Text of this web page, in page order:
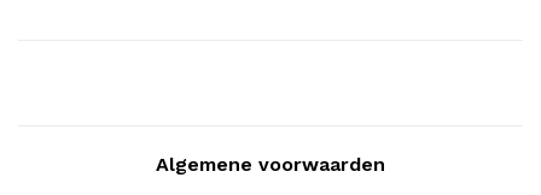
Algemene voorwaarden